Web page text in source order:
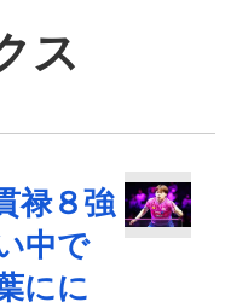
ス
禄８強
中で
にに